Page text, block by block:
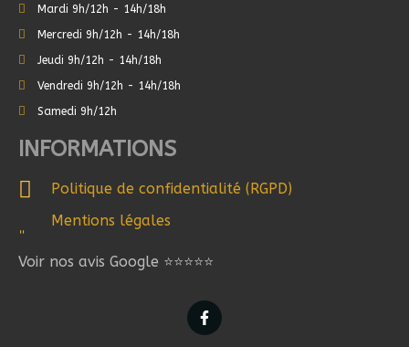
Mardi 9h/12h - 14h/18h
Mercredi 9h/12h - 14h/18h
Jeudi 9h/12h - 14h/18h
Vendredi 9h/12h - 14h/18h
Samedi 9h/12h
INFORMATIONS
Politique de confidentialité (RGPD)
Mentions légales
Voir nos avis Google ⭐⭐⭐⭐⭐